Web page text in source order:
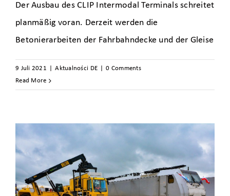
Der Ausbau des CLIP Intermodal Terminals schreitet
planmäßig voran. Derzeit werden die
Betonierarbeiten der Fahrbahndecke und der Gleise
9 Juli 2021 Aktualności DE
0 Comments
Read More